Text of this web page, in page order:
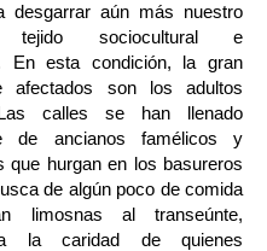
desgarrar aún más nuestro
tejido sociocultural e
En esta condición, la gran
afectados son los adultos
calles se han llenado
de ancianos famélicos y
que hurgan en los basureros
de algún poco de comida
limosnas al transeúnte,
la caridad de quienes